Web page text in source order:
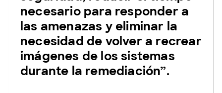
necesario para responder a
las amenazas y eliminar la
necesidad de volver a recrear
imágenes de los sistemas
durante la remediación”.